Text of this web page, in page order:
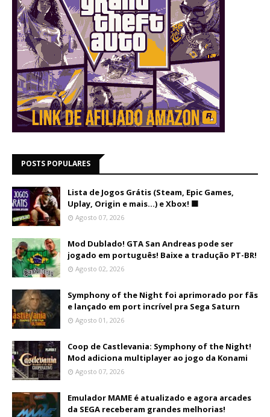
POSTS POPULARES
Lista de Jogos Grátis (Steam, Epic Games,
Uplay, Origin e mais...) e Xbox! 🟩
Agosto 07, 2026
Mod Dublado! GTA San Andreas pode ser
jogado em português! Baixe a tradução PT-BR!
Agosto 02, 2026
Symphony of the Night foi aprimorado por fãs
e lançado em port incrível pra Sega Saturn
Agosto 01, 2026
Coop de Castlevania: Symphony of the Night!
Mod adiciona multiplayer ao jogo da Konami
Agosto 07, 2026
Emulador MAME é atualizado e agora arcades
da SEGA receberam grandes melhorias!